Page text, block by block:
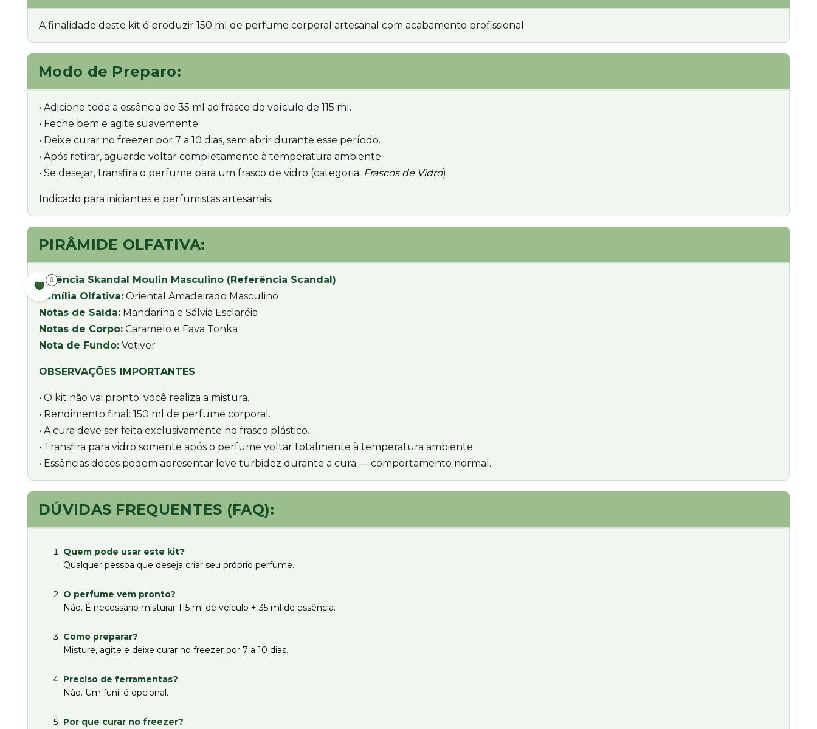
A finalidade deste kit é produzir 150 ml de perfume corporal artesanal com acabamento profissional.
Modo de Preparo:
• Adicione toda a essência de 35 ml ao frasco do veículo de 115 ml.
• Feche bem e agite suavemente.
• Deixe curar no freezer por 7 a 10 dias, sem abrir durante esse período.
• Após retirar, aguarde voltar completamente à temperatura ambiente.
• Se desejar, transfira o perfume para um frasco de vidro (categoria: Frascos de Vidro).
Indicado para iniciantes e perfumistas artesanais.
PIRÂMIDE OLFATIVA:
Essência Skandal Moulin Masculino (Referência Scandal)
Família Olfativa: Oriental Amadeirado Masculino
Notas de Saída: Mandarina e Sálvia Esclaréia
Notas de Corpo: Caramelo e Fava Tonka
Nota de Fundo: Vetiver
OBSERVAÇÕES IMPORTANTES
• O kit não vai pronto; você realiza a mistura.
• Rendimento final: 150 ml de perfume corporal.
• A cura deve ser feita exclusivamente no frasco plástico.
• Transfira para vidro somente após o perfume voltar totalmente à temperatura ambiente.
• Essências doces podem apresentar leve turbidez durante a cura — comportamento normal.
DÚVIDAS FREQUENTES (FAQ):
Quem pode usar este kit?
Qualquer pessoa que deseja criar seu próprio perfume.
O perfume vem pronto?
Não. É necessário misturar 115 ml de veículo + 35 ml de essência.
Como preparar?
Misture, agite e deixe curar no freezer por 7 a 10 dias.
Preciso de ferramentas?
Não. Um funil é opcional.
Por que curar no freezer?
0